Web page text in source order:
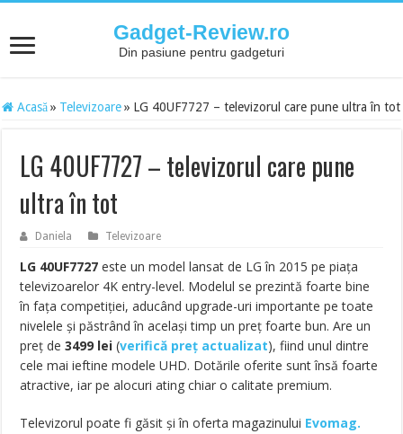
Gadget-Review.ro
Din pasiune pentru gadgeturi
Acasă » Televizoare » LG 40UF7727 – televizorul care pune ultra în tot
LG 40UF7727 – televizorul care pune
ultra în tot
Daniela Televizoare
LG 40UF7727 este un model lansat de LG în 2015 pe piața
televizoarelor 4K entry-level. Modelul se prezintă foarte bine
în fața competiției, aducând upgrade-uri importante pe toate
nivelele și păstrând în același timp un preț foarte bun. Are un
preț de3499 lei (verifică preț actualizat), fiind unul dintre
cele mai ieftine modele UHD. Dotările oferite sunt însă foarte
atractive, iar pe alocuri ating chiar o calitate premium.
Televizorul poate fi găsit și în oferta magazinului Evomag.